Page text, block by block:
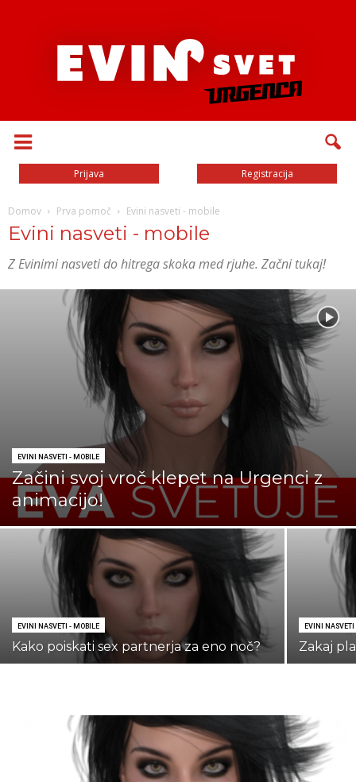
Prijava Registracija
Domov Prva pomoč Evini nasveti - mobile
Evini nasveti - mobile
Z Evinimi nasveti do hitrega skoka med rjuhe. Začni tukaj!
EVINI NASVETI - MOBILE
Začini svoj vroč klepet na Urgenci z
animacijo!
EVINI NASVETI - MOBILE
Kako poiskati sex partnerja za eno noč?
EVINI
Zakaj